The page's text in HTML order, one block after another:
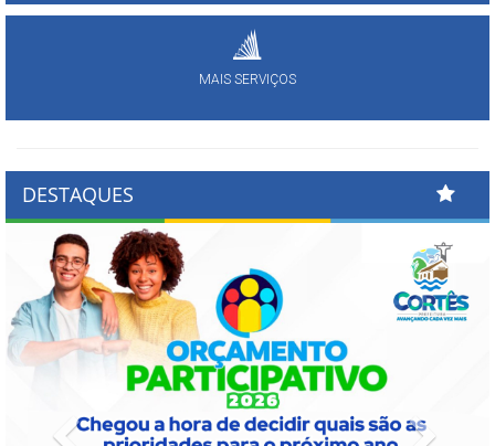
MAIS SERVIÇOS
DESTAQUES
Previous